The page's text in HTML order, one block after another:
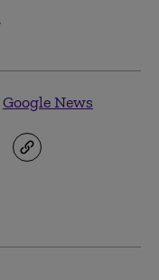
Google News